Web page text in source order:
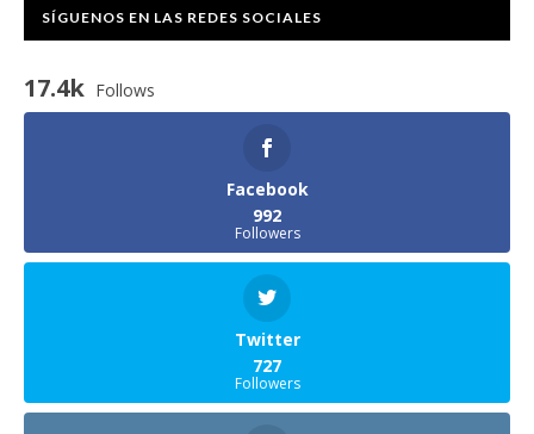
SÍGUENOS EN LAS REDES SOCIALES
17.4k Follows
Facebook
992
Followers
Twitter
727
Followers